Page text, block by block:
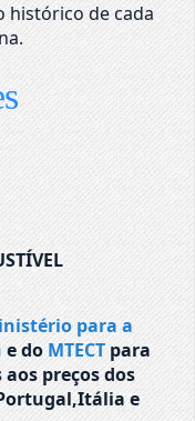
histórico de cada
para a
e do MTECTpara
preços dos
e